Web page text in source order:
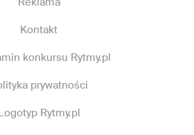
Kontakt
konkursu Rytmy.pl
prywatności
Rytmy.pl